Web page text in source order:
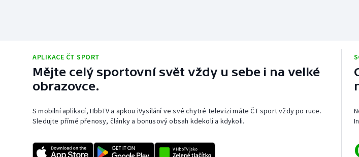
APLIKACE ČT SPORT
Mějte celý sportovní svět vždy u sebe i na velké
obrazovce.
S mobilní aplikací, HbbTV a apkou iVysílání ve své chytré televizi máte ČT sport vždy po ruce.
Sledujte přímé přenosy, články a bonusový obsah kdekoli a kdykoli.